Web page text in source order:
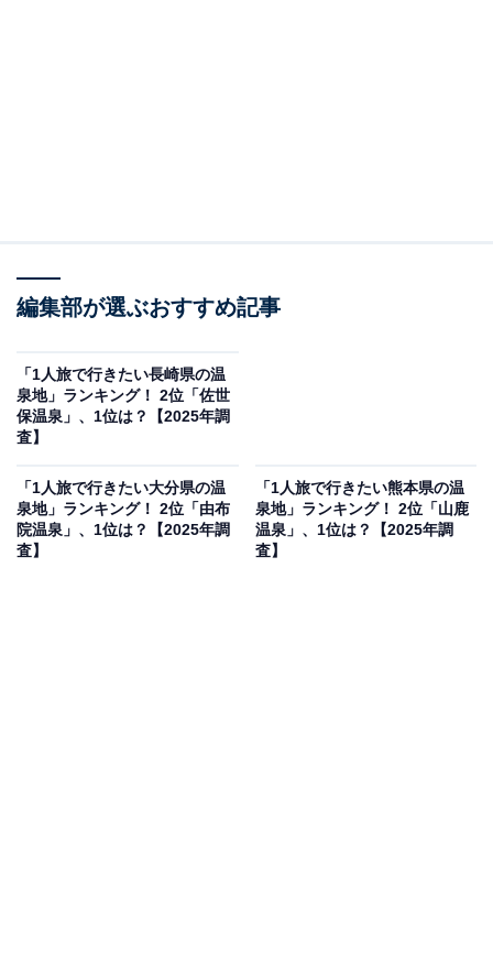
編集部が選ぶおすすめ記事
「1人旅で行きたい長崎県の温
泉地」ランキング！ 2位「佐世
保温泉」、1位は？【2025年調
査】
「1人旅で行きたい大分県の温
泉地」ランキング！ 2位「由布
院温泉」、1位は？【2025年調
査】
「1人旅で行きたい熊本県の温
泉地」ランキング！ 2位「山鹿
温泉」、1位は？【2025年調
査】